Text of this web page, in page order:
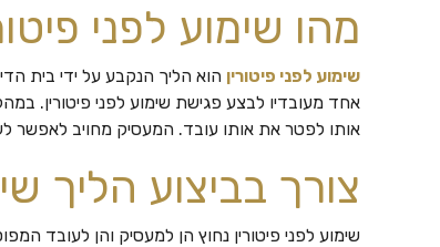
מהו שימוע לפני
שימוע לפני פיטורין הוא הליך הנקבע על ידי בית
אחד מעובדיו לבצע פגישת שימוע לפני פיטורין.
אותו לפטר את אותו עובד. המעסיק מחויב לאפשר
צורך בביצוע הליך
שימוע לפני פיטורין נחוץ הן למעסיק והן לעובד